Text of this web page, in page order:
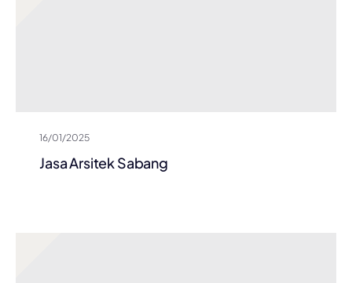
16/01/2025
Jasa Arsitek Sabang